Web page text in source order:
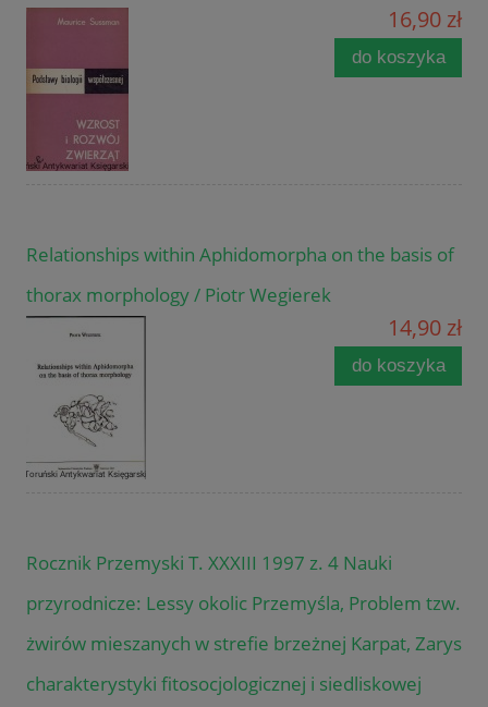
16,90 zł
do koszyka
Relationships within Aphidomorpha on the basis of
thorax morphology / Piotr Wegierek
14,90 zł
do koszyka
Rocznik Przemyski T. XXXIII 1997 z. 4 Nauki
przyrodnicze: Lessy okolic Przemyśla, Problem tzw.
żwirów mieszanych w strefie brzeżnej Karpat, Zarys
charakterystyki fitosocjologicznej i siedliskowej